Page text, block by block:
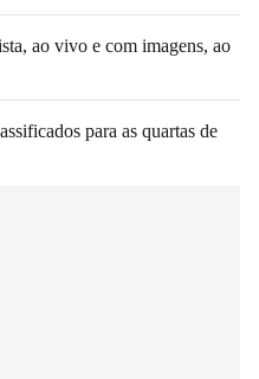
ao vivo e com imagens, ao
para as quartas de